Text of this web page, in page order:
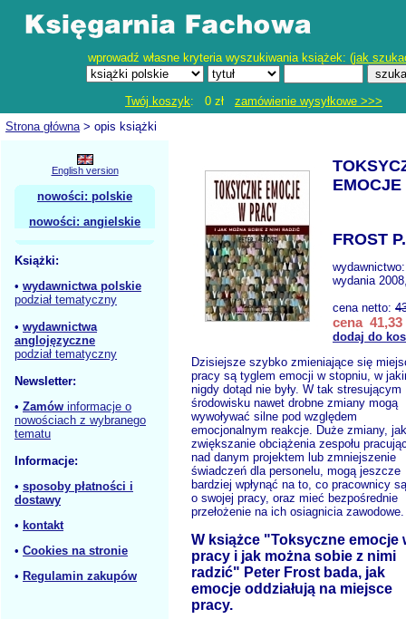
wprowadź własne kryteria wyszukiwania książek: (jak
Twój koszyk: 0 zł zamówienie wysyłkowe >>>
Strona główna> opis książki
English version
nowości: polskie
nowości: angielskie
Książki:
• wydawnictwa polskie
podział tematyczny
• wydawnictwa
anglojęzyczne
podział tematyczny
Newsletter:
• Zamów informacje o
nowościach z wybranego
tematu
Informacje:
• sposoby płatności i
dostawy
• kontakt
• Cookies na stronie
• Regulamin zakupów
FROST
wydania
cena netto:
cena 41,33
dodaj do
Dzisiejsze szybko zmieniające się
pracy są tyglem emocji w stopniu, w
nigdy dotąd nie były. W tak stresującym
środowisku nawet drobne zmiany mogą
wywoływać silne pod względem
emocjonalnym reakcje. Duże zmiany, jak
zwiększanie obciążenia zespołu
nad danym projektem lub zmniejszenie
świadczeń dla personelu, mogą jeszcze
bardziej wpłynąć na to, co pracownicy
o swojej pracy, oraz mieć bezpośrednie
przełożenie na ich osiagnicia zawodowe.
W książce "Toksyczne emocje
pracy i jak można sobie z nimi
radzić" Peter Frost bada, jak
emocje oddziałują na miejsce
pracy.